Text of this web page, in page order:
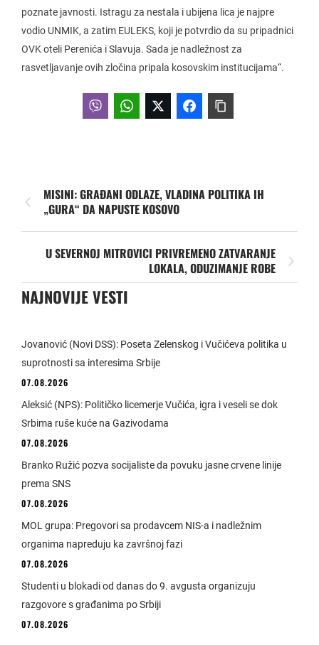
poznate javnosti. Istragu za nestala i ubijena lica je najpre
vodio UNMIK, a zatim EULEKS, koji je potvrdio da su pripadnici
OVK oteli Perenića i Slavuja. Sada je nadležnost za
rasvetljavanje ovih zločina pripala kosovskim institucijama“.
MISINI: GRAĐANI ODLAZE, VLADINA POLITIKA IH
„GURA“ DA NAPUSTE KOSOVO
U SEVERNOJ MITROVICI PRIVREMENO ZATVARANJE
LOKALA, ODUZIMANJE ROBE
NAJNOVIJE VESTI
Jovanović (Novi DSS): Poseta Zelenskog i Vučićeva politika u
suprotnosti sa interesima Srbije
07.08.2026
Aleksić (NPS): Političko licemerje Vučića, igra i veseli se dok
Srbima ruše kuće na Gazivodama
07.08.2026
Branko Ružić pozva socijaliste da povuku jasne crvene linije
prema SNS
07.08.2026
MOL grupa: Pregovori sa prodavcem NIS-a i nadležnim
organima napreduju ka završnoj fazi
07.08.2026
Studenti u blokadi od danas do 9. avgusta organizuju
razgovore s građanima po Srbiji
07.08.2026